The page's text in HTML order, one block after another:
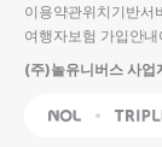
입니
다.
순
상
이용약관위치기반서
여행자보험 가입안내
(주)놀유니버스 사업
NOL Triple